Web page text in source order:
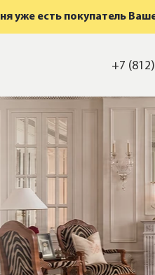
уже есть покупатель
+7 (812)